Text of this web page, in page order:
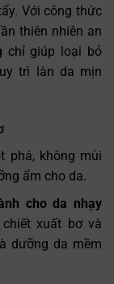
Với công thức
thiên nhiên an
chỉ giúp loại bỏ
trì làn da mịn
phá, không mùi
ẩm cho da.
cho da nhạy
xuất bơ và
dưỡng da mềm